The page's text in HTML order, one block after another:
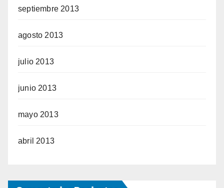
septiembre 2013
agosto 2013
julio 2013
junio 2013
mayo 2013
abril 2013